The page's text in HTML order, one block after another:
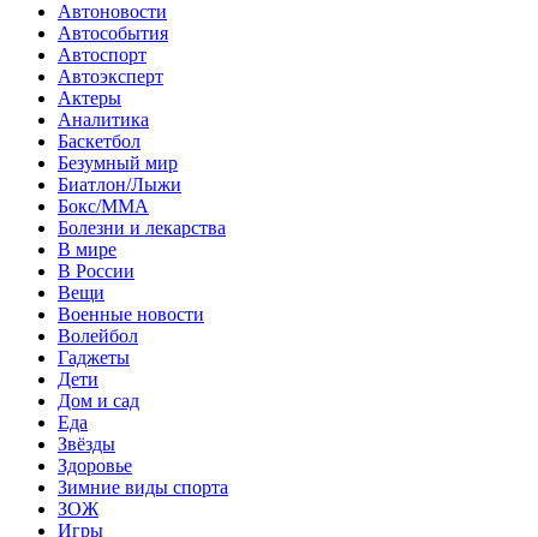
Автоновости
Автособытия
Автоспорт
Автоэксперт
Актеры
Аналитика
Баскетбол
Безумный мир
Биатлон/Лыжи
Бокс/MMA
Болезни и лекарства
В мире
В России
Вещи
Военные новости
Волейбол
Гаджеты
Дети
Дом и сад
Еда
Звёзды
Здоровье
Зимние виды спорта
ЗОЖ
Игры